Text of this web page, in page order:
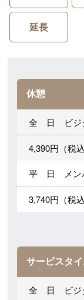
延長
休憩
全 日 ビジ
4,390円（税込
平 日 メン
3,740円（税込
サービスタ
全 日 ビジ